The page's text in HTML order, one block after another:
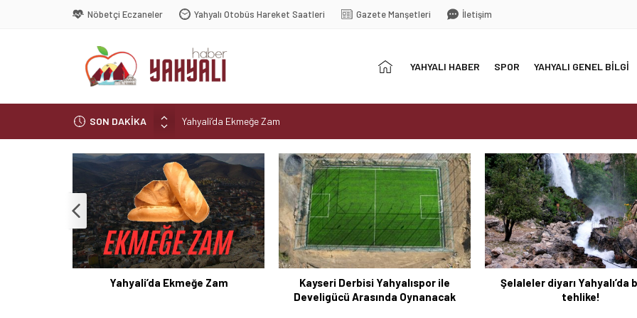
Nöbetçi Eczaneler Yahyalı Otobüs Hareket Saatleri Gazete Manşetleri İletişim
Anasayfa
YAHYALI HABER SPOR YAHYALI GENEL BİLGİ
SON DAKİKA
Yahyali’da Ekmeğe Zam
Kayseri Derbisi Yahyalıspor ile Develigücü Arasında Oynanacak
Şelaleler diyarı Yahyalı’da büyük tehlike!
Muhtar kaza geçirdi
Yahyali’da Trafik Kazası
Yahyali’da Ekmeğe Zam
Kayseri Derbisi Yahyalıspor ile
Develigücü Arasında Oynanacak
Şelaleler diyarı Yahyalı’da
tehlike!